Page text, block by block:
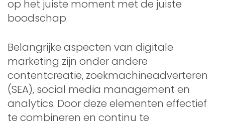
op het juiste moment met de juiste
boodschap.
Belangrijke aspecten van digitale
marketing zijn onder andere
contentcreatie, zoekmachineadverteren
(SEA), social media management en
analytics. Door deze elementen effectief
te combineren en continu te